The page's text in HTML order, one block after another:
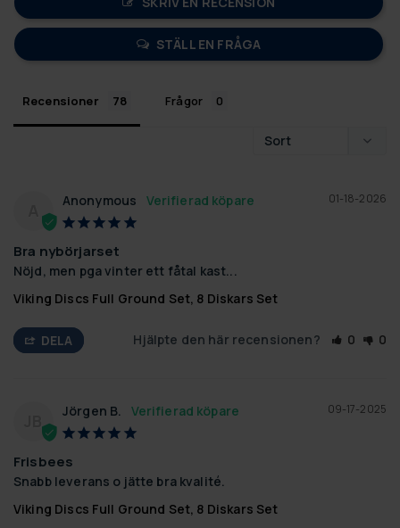
STÄLL EN FRÅGA
Recensioner Frågor
01-18-2026
Anonymous
Bra nybörjarset
Nöjd, men pga vinter ett fåtal kast...
Viking Discs Full Ground Set, 8 Diskars Set
DELA Hjälpte den här recensionen? 0 0
09-17-2025
Jörgen B.
Frisbees
Snabb leverans o jätte bra kvalité.
Viking Discs Full Ground Set, 8 Diskars Set